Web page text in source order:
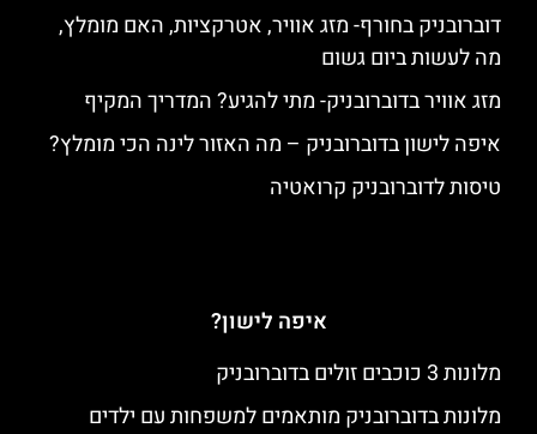
דוברובניק בחורף- מזג אוויר, אטרקציות, האם מומלץ,
מה לעשות ביום גשום
מזג אוויר בדוברובניק- מתי להגיע? המדריך המקיף
איפה לישון בדוברובניק – מה האזור לינה הכי מומלץ?
טיסות לדוברובניק קרואטיה
איפה לישון?
מלונות 3 כוכבים זולים בדוברובניק
מלונות בדוברובניק מותאמים למשפחות עם ילדים